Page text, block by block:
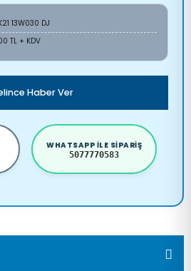
13W030 DJ
TL + KDV
Haber Ver
WHATSAPP ILE SIPARIŞ
5077770583